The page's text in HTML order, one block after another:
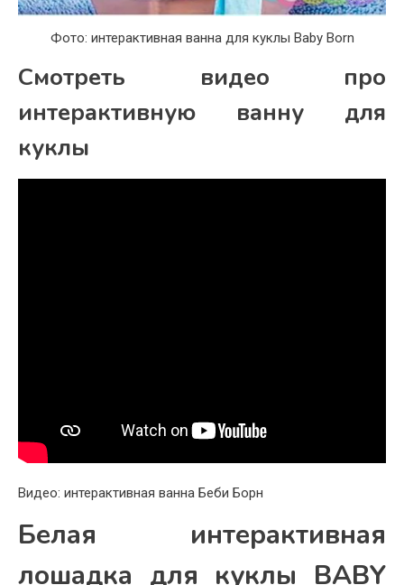
Фото: интерактивная ванна для куклы Baby Born
Смотреть видео про
интерактивную ванну для
куклы
Видео: интерактивная ванна Беби Борн
Белая интерактивная
лошадка для куклы BABY